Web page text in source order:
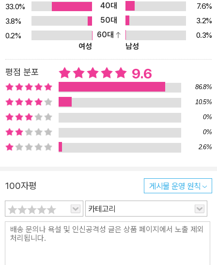
는 역사가 된다. 저자는 한국사 공부는 ‘나’를 알아가는 아주 소중한
도구라고 강조한다. ‘나’라는 사람이 만들어지기까지 얼마나 많은 분
들의 희생과 사랑이 있었는지 확인하게 되는 과정이 바로 역사이다.
선사시대부터 흥선대원군의 집권까지를 다룬 전근대편과, 흥선대원
군 집권 이후 일제강점기와 현대사를 아우르는 근현대편을 통해 우리
선조들, 할아버지와 할머니의 생생한 삶을 고스란히 느끼게 된다. 12
0만 수험생의 한국사 고민을 단박에 해결해주는 시원한 책 이 책의
가장 큰 특징은 먼저 역사 시기를 큰 덩어리로 나눈 다음, 개별 사안들
을 들여다보고 있다는 것이다. 해당 사안이 어느 시기에 위치해 있는
지, 어떤 흐름으로 이어지고 있는지를 파악하고 있어야만 한국사를
총체적으로 이해할 수 있다. 이를 위해 저자는 입체적인 판서를 궁리
해냈다. ‘판서의 본좌’ ‘판서의 지존’이라는 별명답게, 저자의 판서를
읽고 있는 내용의 이해를 돕고, 한 장이 끝날 때마다 전체 판서를 실어
공부한 내용을 일목요연하게 정리할 수 있게 해준다. 그야말로 머리
에 쏙쏙 들어올 수 있게끔 구성되어 있는 것이다. 또 하나의 특징은 풍
부한 이야기를 담고 있다는 것이다. 웃음과 슬픔이 교차되는 이야기
들을 통해 역사적 사실과 지금의 현실을 자연스럽게 연결해내도록 도
33.0%
40대
7.6%
3.8%
50대
3.2%
0.2%
60대
0.3%
여성
남성
평점 분포 9.6
86.8%
10.5%
0%
0%
2.6%
100자평 게시물 운영 원칙
카테고리